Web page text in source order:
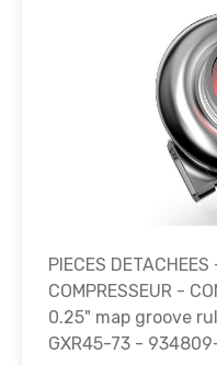
PIECES
COMPRESSEUR -
0.25" map groove
GXR45-73 -